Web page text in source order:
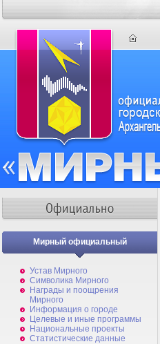
Мирный официальный
Устав Мирного
Символика Мирного
Награды и поощрения
Мирного
Информация о городе
Целевые и иные программы
Национальные проекты
Статистические данные